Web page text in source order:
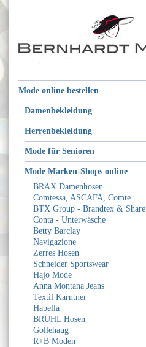
Mode online bestellen
Damenbekleidung
Herrenbekleidung
Mode für Senioren
Mode Marken-Shops online
BRAX Damenhosen
Comtessa, ASCAFA, Comte
BTX Group - Brandtex & Share
Conta - Unterwäsche
Betty Barclay
Navigazione
Zerres Hosen
Schneider Sportswear
Hajo Mode
Anna Montana Jeans
Textil Karntner
Habella
BRÜHL Hosen
Gollehaug
R+B Moden